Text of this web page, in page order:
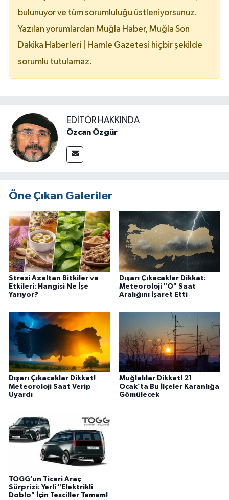
bulunuyor ve tüm sorumluluğu üstleniyorsunuz.
Yazılan yorumlardan Muğla Haber, Muğla Son
Dakika Haberleri | Hamle Gazetesi hiçbir şekilde
sorumlu tutulamaz.
EDITÖR HAKKINDA
Özcan Özgür
Öne Çıkan Galeriler
Stresi Azaltan Bitkiler ve
Etkileri: Hangisi Ne İşe
Yarıyor?
Dışarı Çıkacaklar Dikkat:
Meteoroloji "O" Saat
Aralığını İşaret Etti
Dışarı Çıkacaklar Dikkat!
Meteoroloji Saat Verip
Uyardı
Muğlalılar Dikkat! 21
Ocak’ta Bu İlçeler Karanlığa
Gömülecek
TOGG’un Ticari Araç
Sürprizi: Yerli "Elektrikli
Doblo" İçin Tesciller Tamam!